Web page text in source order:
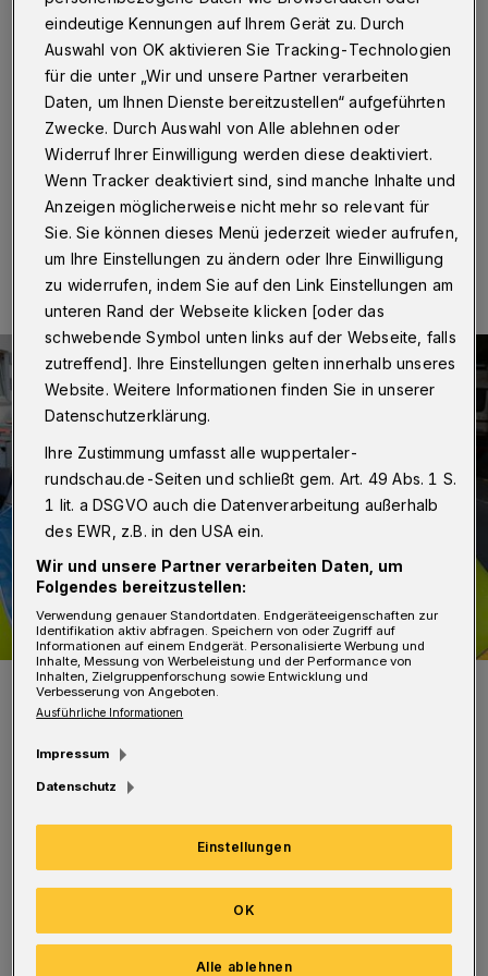
Wuppertal·Die Wuppertaler Polizei hat bereits am 21.
September 2022 drei 24, 27 und 28 Jahre alte Männer
festgenommen. Ihnen wird zur Last gelegt, innerhalb
der vergangenen zehn Monate insgesamt vier
Prostituierte überfallen und bestohlen zu haben.
04.10.2022 , 15:14 Uhr Eine Minute Lesezeit
Symbolbild.
Wie das Präsidium am Dienstag (4. Oktober)
mitteilte, ereigneten sich drei Taten in
Wuppertal und eine in Köln. Der zuständige
Haftrichter erließ auf Antrag der
eindeutige Kennungen auf Ihrem Gerät zu. Durch
Auswahl von OK aktivieren Sie Tracking-Technologien
für die unter „Wir und unsere Partner verarbeiten
Daten, um Ihnen Dienste bereitzustellen“ aufgeführten
Zwecke. Durch Auswahl von Alle ablehnen oder
Widerruf Ihrer Einwilligung werden diese deaktiviert.
Wenn Tracker deaktiviert sind, sind manche Inhalte und
Anzeigen möglicherweise nicht mehr so relevant für
Sie. Sie können dieses Menü jederzeit wieder aufrufen,
um Ihre Einstellungen zu ändern oder Ihre Einwilligung
zu widerrufen, indem Sie auf den Link Einstellungen am
unteren Rand der Webseite klicken [oder das
schwebende Symbol unten links auf der Webseite, falls
zutreffend]. Ihre Einstellungen gelten innerhalb unseres
Website. Weitere Informationen finden Sie in unserer
Datenschutzerklärung.
Ihre Zustimmung umfasst alle wuppertaler-
rundschau.de-Seiten und schließt gem. Art. 49 Abs. 1 S.
1 lit. a DSGVO auch die Datenverarbeitung außerhalb
des EWR, z.B. in den USA ein.
Wir und unsere Partner verarbeiten Daten, um
Folgendes bereitzustellen:
Verwendung genauer Standortdaten. Endgeräteeigenschaften zur
Identifikation aktiv abfragen. Speichern von oder Zugriff auf
Informationen auf einem Endgerät. Personalisierte Werbung und
Inhalte, Messung von Werbeleistung und der Performance von
Inhalten, Zielgruppenforschung sowie Entwicklung und
Verbesserung von Angeboten.
Ausführliche Informationen
Impressum
Datenschutz
Einstellungen
Alle ablehnen
OK